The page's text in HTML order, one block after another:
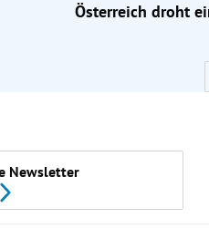
Österreich droht
Newsletter